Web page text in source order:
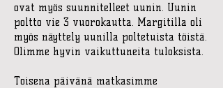
ovat myös suunnitelleet uunin. Uunin
poltto vie 3 vuorokautta. Margitilla oli
myös näyttely uunilla poltetuista töistä.
Olimme hyvin vaikuttuneita tuloksista.
Toisena päivänä matkasimme